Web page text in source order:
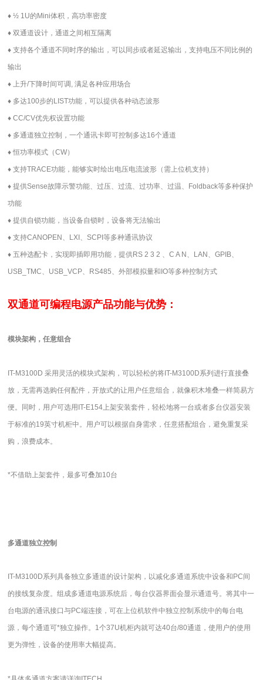
♦ ½ 1U的Mini体积，高功率密度
♦ 双通道设计，通道之间相互隔离
♦ 支持各个通道不同时序的输出，可以同步或者延迟输出，支持电压不同比例的
输出
♦ 上升/下降时间可调 ,满足各种应用场合
♦ 多达100步的LIST功能，可以提供各种动态波形
♦ CC/CV优先权设置功能
♦ 多通道独立控制，一个通讯卡即可控制多达16个通道
♦ 恒功率模式（CW）
♦ 支持TRACE功能，能够实时绘出电压电流波形（需上位机支持）
♦ 提供Sense故障示警功能、过压、过流、过功率、过温、 Foldback等多种保护
功能
♦ 提供自锁功能，当设备自锁时，设备将无法输出
♦ 支持CANOPEN LXI 、SCPI等多种通讯协议
♦ 五种选配卡，实现即插即用功能，提供RS 2 3 2 、C A N LAN 、GPIB
USB_TMC USB_VCP RS485 、外部模拟量和IO等多种控制方式
双通道可编程电源产品功能与优势：
模块架构，任意组合
IT-M3100D采用灵活的模块式架构，可以轻松的将IT-M3100D系列进行直接叠
放，无需再选购任何配件，开放式的让用户任意组合，就像积木堆叠一样简易方
便。同时，用户可选用IT-E154 上架安装套件，轻松地将一台或者多台仪器安装
于标准的19英寸机柜中。用户可以根据自身需求，任意搭配组合，避免重复采
购，浪费成本。
*不借助上架套件，最多可叠加10台
多通道独立控制
IT-M3100D系列具备独立多通道的设计架构，以减化多通道系统中设备和 PC间
的接线复杂度。组成多通道电源系统后，每台仪器界面会显示通道号。将其中一
台电源的通讯接口与PC端连接，可在上位机软件中独立控制系统中的每台电
源，每个通道可*独立操作。 1个37U机柜内就可达40台/80通道，使用户的使用
更为弹性，设备的使用率大幅提高。